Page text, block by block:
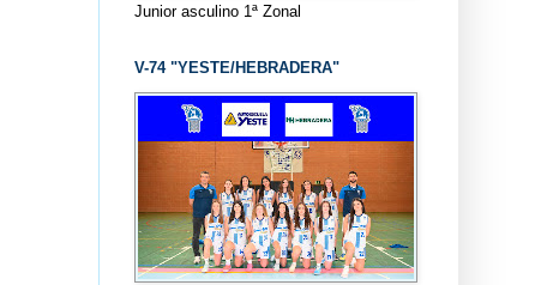
Junior asculino 1ª Zonal
V-74 "YESTE/HEBRADERA"